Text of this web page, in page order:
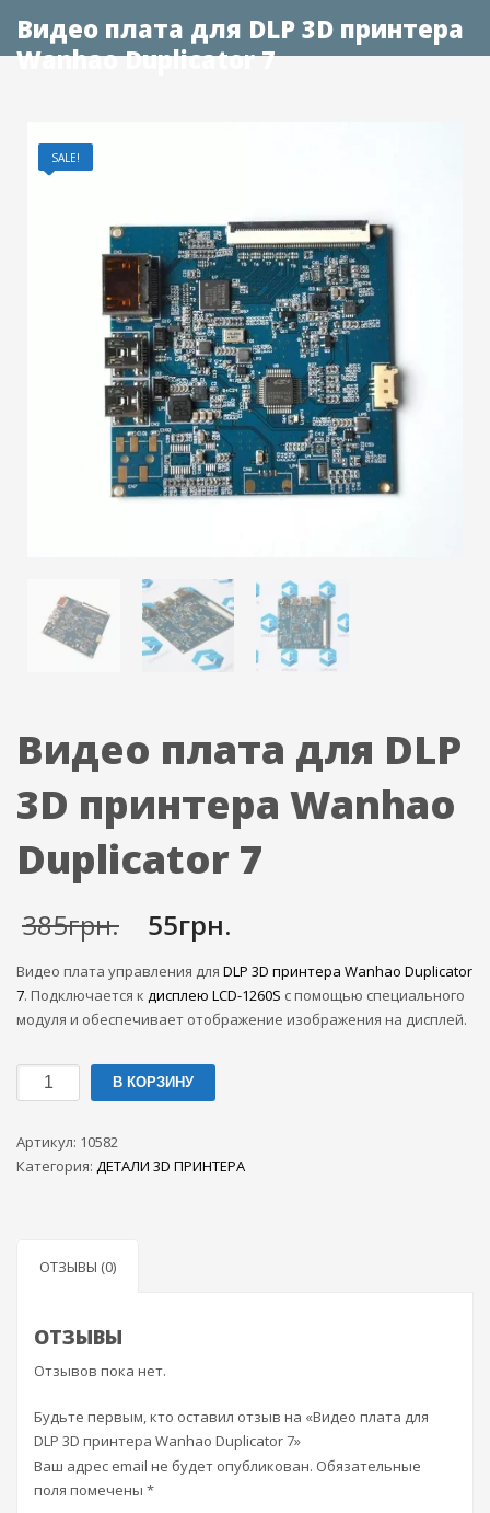
Видео плата для DLP 3D принтера
Wanhao Duplicator 7
SALE!
Видео плата для DLP
3D принтера Wanhao
Duplicator 7
385грн. Первоначальная
цена
составляла
385грн..
55грн.
55грн..
Видео плата управления для DLP 3D принтера Wanhao Duplicator
7. Подключается к дисплею LCD-1260S с помощью специального
модуля и обеспечивает отображение изображения на дисплей.
Количество
товара
плата
для
Wanhao
В КОРЗИНУ
Артикул: 10582
Категория: ДЕТАЛИ 3D ПРИНТЕРА
ОТЗЫВЫ (0)
ОТЗЫВЫ
Отзывов пока нет.
Будьте первым, кто оставил отзыв на «Видео плата для
DLP 3D принтера Wanhao Duplicator 7»
Ваш адрес email не будет опубликован. Обязательные
поля помечены *